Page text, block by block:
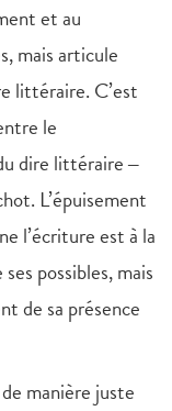
et au
mais articule
littéraire. C’est
le
dire littéraire ‒
L’épuisement
l’écriture est à la
possibles, mais
de sa présence
manière juste